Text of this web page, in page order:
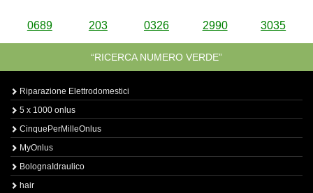
0689 203 0326 2990 3035
“RICERCA NUMERO VERDE”
Riparazione Elettrodomestici
5 x 1000 onlus
CinquePerMilleOnlus
MyOnlus
BolognaIdraulico
hair